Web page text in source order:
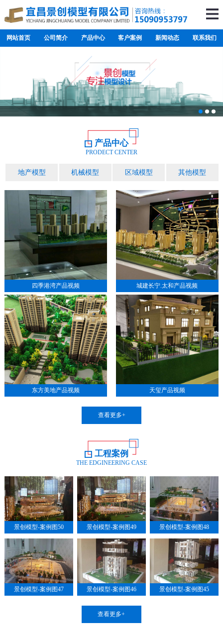
网站首页 公司简介 产品中心 客户案例 新闻动态 联系我们
产品中心
PRODECT CENTER
地产模型 机械模型 区域模型 其他模型
四季港湾产品视频 城建长宁.太和产品视频
东方美地产品视频 天玺产品视频
查看更多+
工程案例
THE EDGINEERING CASE
景创模型-案例图50 景创模型-案例图49 景创模型-案例图48
景创模型-案例图47 景创模型-案例图46 景创模型-案例图45
查看更多+